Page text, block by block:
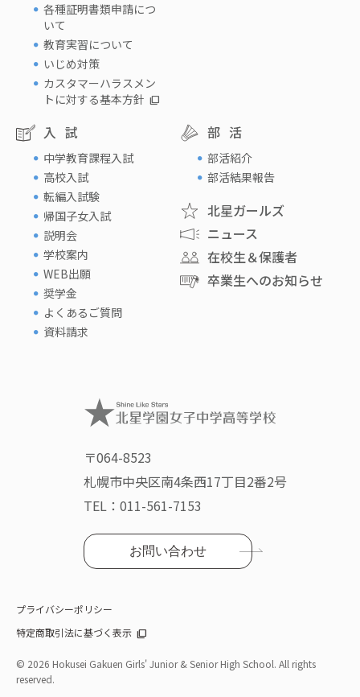
各種証明書類申請につ
いて
教育実習について
いじめ対策
カスタマーハラスメン
トに対する基本方針
入試
中学教育課程入試
高校入試
転編入試験
帰国子女入試
説明会
学校案内
WEB出願
奨学金
よくあるご質問
資料請求
部活
部活紹介
部活結果報告
北星ガールズ
ニュース
在校生＆保護者
卒業生へのお知らせ
〒064-8523
札幌市中央区南4条西17丁目2番2号
TEL： 011-561-7153
お問い合わせ
プライバシーポリシー
特定商取引法に基づく表示
© 2026 Hokusei Gakuen Girls' Junior & Senior High School. All rights
reserved.